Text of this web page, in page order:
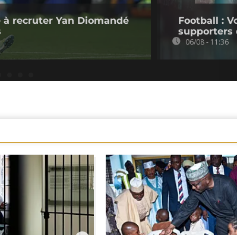
à recruter Yan Diomandé
Football :
supporters
06/08 - 11:36